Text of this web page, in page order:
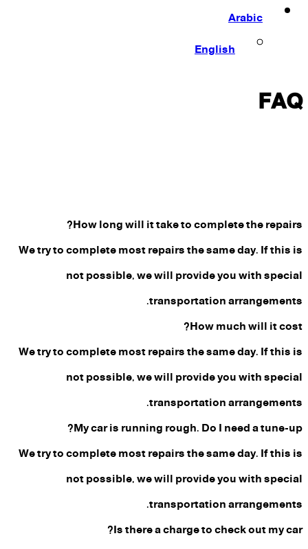
Arabic
English
FAQ
How long will it take to complete the repairs?
We try to complete most repairs the same day. If this is
not possible, we will provide you with special
transportation arrangements.
How much will it cost?
We try to complete most repairs the same day. If this is
not possible, we will provide you with special
transportation arrangements.
My car is running rough. Do I need a tune-up?
We try to complete most repairs the same day. If this is
not possible, we will provide you with special
transportation arrangements.
Is there a charge to check out my car?